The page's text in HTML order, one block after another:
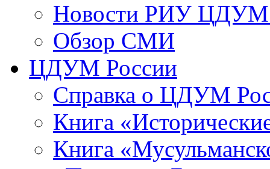
Новости РИУ ЦДУМ
Обзор СМИ
ЦДУМ России
Справка о ЦДУМ
Книга
Книга